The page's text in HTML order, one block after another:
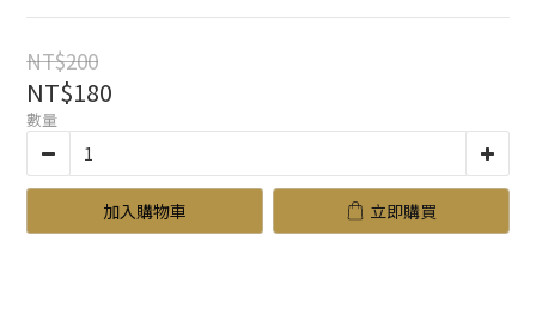
NT$200
NT$180
數量
加入購物車 立即購買